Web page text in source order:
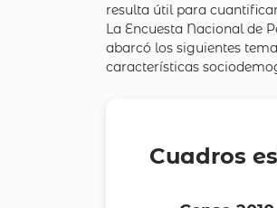
resulta útil para
La Encuesta Nacional de
abarcó los siguientes
características
Cuadros